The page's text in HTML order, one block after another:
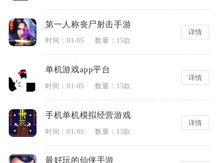
第一人称丧尸射击手游
时间：01-05 数量：15款
详情
单机游戏app平台
时间：01-05 数量：15款
详情
手机单机模拟经营游戏
时间：01-05 数量：15款
详情
最好玩的仙侠手游